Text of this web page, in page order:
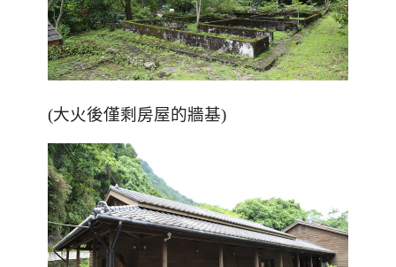
(大火後僅剩房屋的牆基)